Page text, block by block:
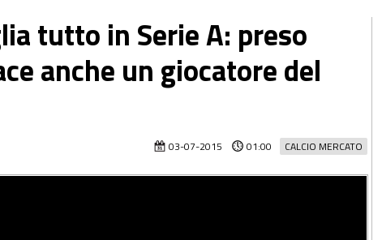
tutto in Serie A: preso
anche un giocatore del
CALCIO MERCATO
03-07-2015 01:00